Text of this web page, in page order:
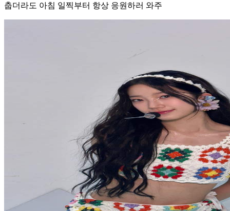
춥더라도 아침 일찍부터 항상 응원하러 와주